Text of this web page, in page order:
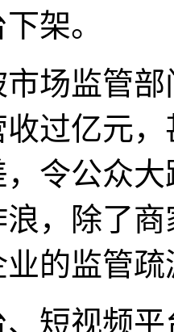
架。
监管部
收过亿元
令公众
，除了
的监管
视频平